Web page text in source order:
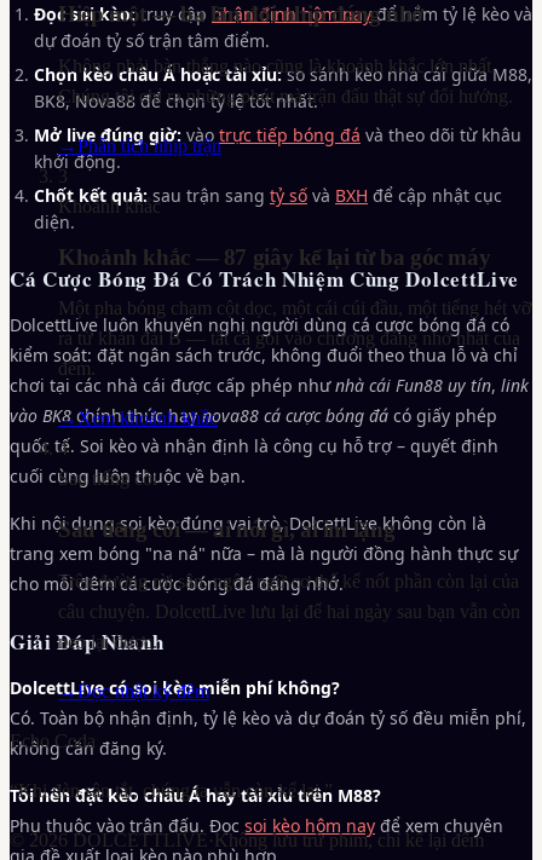
Đọc soi kèo:truy cập nhận định hôm nayđể nắm tỷ lệ kèo và
dự đoán tỷ số trận tâm điểm.
Chọn kèo châu Á hoặc tài xỉu:so sánh kèo nhà cái giữa M88,
BK8, Nova88 để chọn tỷ lệ tốt nhất.
Mở live đúng giờ: vào trực tiếp bóng đá và theo dõi từ khâu
khởi động.
Chốt kết quả:sau trận sang tỷ số và BXH để cập nhật cục
diện.
Cá Cược Bóng Đá Có Trách Nhiệm Cùng DolcettLive
DolcettLive luôn khuyến nghị người dùng cá cược bóng đá có
kiểm soát: đặt ngân sách trước, không đuổi theo thua lỗ và chỉ
chơi tại các nhà cái được cấp phép nhưnhà cái Fun88 uy tín, link
vào BK8chính thức haynova88 cá cược bóng đá có giấy phép
quốc tế. Soi kèo và nhận định là công cụ hỗ trợ – quyết định
cuối cùng luôn thuộc về bạn.
Khi nội dung soi kèo đúng vai trò, DolcettLive không còn là
trang xem bóng "na ná" nữa – mà là người đồng hành thực sự
cho mỗi đêm cá cược bóng đá đáng nhớ.
Giải Đáp Nhanh
DolcettLive có soi kèo miễn phí không?
Có. Toàn bộ nhận định, tỷ lệ kèo và dự đoán tỷ số đều miễn phí,
không cần đăng ký.
Tôi nên đặt kèo châu Á hay tài xỉu trên M88?
Phụ thuộc vào trận đấu. Đọc soi kèo hôm nay để xem chuyên
Hiệp một — ba lần đổi nhịp đáng nhớ
Không phải bàn thắng nào cũng là khoảnh khắc lớn nhất.
Chúng tôi chỉ ra những phút mà trận đấu thật sự đổi hướng.
→Phân tích nhịp trận
3
Khoảnh khắc
Khoảnh khắc — 87 giây kể lại từ ba góc máy
Một pha bóng chạm cột dọc, một cái cúi đầu, một tiếng hét vỡ
ra từ khán đài B — tất cả gói vào chương đáng nhớ nhất của
đêm.
→Xem khoảnh khắc
4
Sau tiếng còi
Sau tiếng còi — ai nói gì, ai im lặng
Trên đường rời sân, ngôn ngữ cơ thể kể nốt phần còn lại của
câu chuyện. DolcettLive lưu lại để hai ngày sau bạn vẫn còn
neo lại được.
→Đọc nhật ký đêm
Echo Coda
“Khi đèn sân tắt, chúng ta vẫn còn kể lại.”
© 2026 DOLCETTLIVE· Không lưu trữ phim, chỉ kể lại đêm